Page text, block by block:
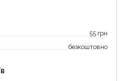
55 грн
безкоштовно